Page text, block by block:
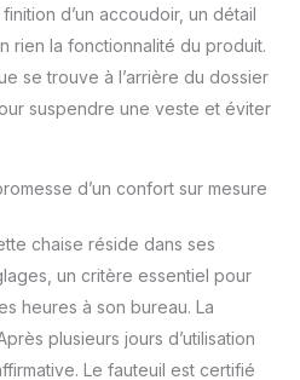
Solide, élégant et facile à
installer - c'est votre
modernisation que vous
méritez. RÉSISTANCE
Profitez de la résistance
matériau PolyPro (PP) et
de notre cadre en X, qui
allient forme et fonction.
Démarquez-vous avec
une chaise ergonomique
visuellement
d’un accoudoir, un détail
rien la fonctionnalité du produit.
se trouve à l’arrière du dossier
suspendre une veste et éviter
d’un confort sur mesure
chaise réside dans ses
un critère essentiel pour
heures à son bureau. La
plusieurs jours d’utilisation
Le fauteuil est certifié